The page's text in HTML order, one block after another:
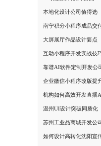
本地化设计公司值得选
南宁积分小程序成品交
大屏展厅作品设计要点
互动小程序开发实战技
靠谱AI软件定制开发公
企业微信小程序改版提
机构如何高效开发直播
温州UI设计突破同质化
苏州工业品商城开发公
如何设计高转化沈阳宣